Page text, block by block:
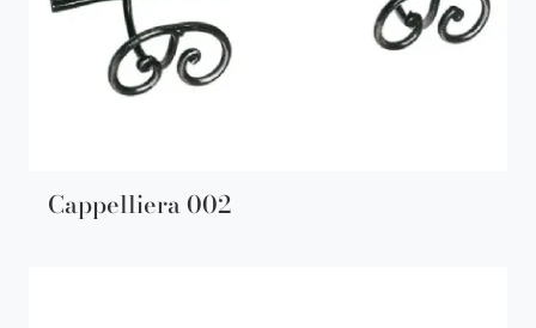
Cappelliera 002